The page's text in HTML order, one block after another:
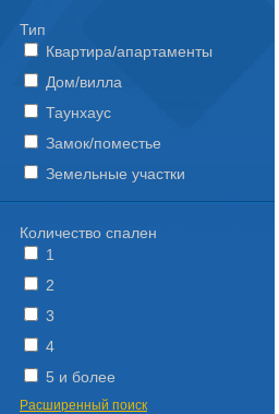
Тип
Квартира/апартаменты
Дом/вилла
Таунхаус
Замок/поместье
Земельные участки
Количество спален
1
2
3
4
5 и более
Расширенный поиск